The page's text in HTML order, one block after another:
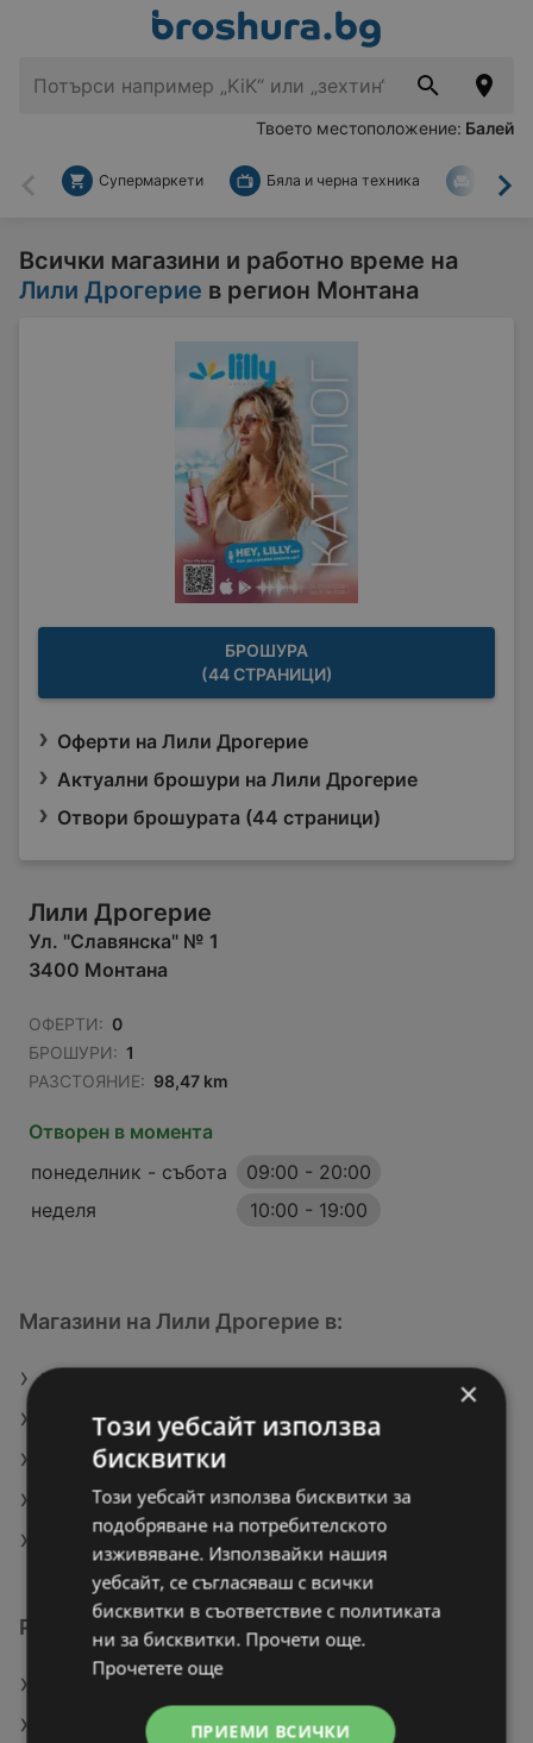
Твоето местоположение: Балей
Назад
Супермаркети Бяла и черна техника За
Всички магазини и работно време на
Лили Дрогерие в регион Монтана
БРОШУРА
(44 СТРАНИЦИ)
Оферти на Лили Дрогерие
Актуални брошури на Лили Дрогерие
Отвори брошурата (44 страници)
Лили Дрогерие
Ул. "Славянска" № 1
3400 Монтана
ОФЕРТИ: 0
БРОШУРИ: 1
РАЗСТОЯНИЕ: 98,47 km
Отворен в момента
понеделник - събота
09:00 - 20:00
неделя
10:00 - 19:00
Магазини на Лили Дрогерие в:
Лили Дрогерие в Плевен
Лили Дрогерие в Перник
Лили Дрогерие в Пещера
Лили Дрогерие в Първомай
Лили Дрогерие в Смолян
Разгледай още предложения
Оферти на Лили Дрогерие
Оферти на BENU
×
Този уебсайт използва
бисквитки
Този уебсайт използва бисквитки за
подобряване на потребителското
изживяване. Използвайки нашия
уебсайт, се съгласяваш с всички
бисквитки в съответствие с политиката
ни за бисквитки. Прочети още.
Прочетете още
ПРИЕМИ ВСИЧКИ